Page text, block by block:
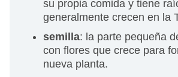
su propia comida y tiene
generalmente crecen en la
semilla: la parte pequeña
con flores que crece para
nueva planta.